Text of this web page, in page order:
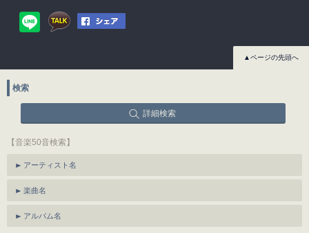
▲ページの先頭へ
検索
詳細検索
【音楽50音検索】
アーティスト名
楽曲名
アルバム名